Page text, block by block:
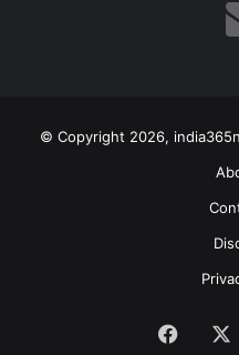
© Copyright 2026,